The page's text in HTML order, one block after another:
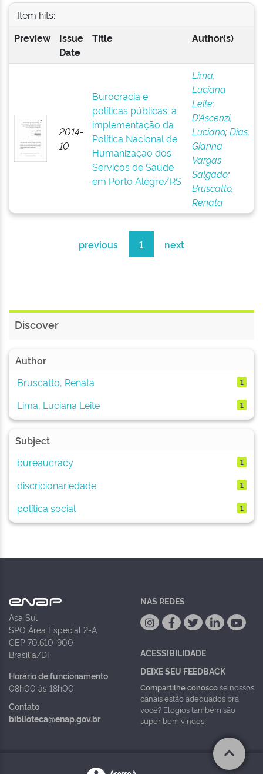
Item hits:
Preview
Issue
Date
Title Author(s)
2014-
10
Burocracia e
políticas públicas: a
implementação da
Política Nacional de
Humanização dos
Serviços de Saúde
em Porto Alegre/RS
Lima,
Luciana
Leite;
D’Ascenzi,
Luciano;Dias,
Gianna
Vargas
Salgado;
Bruscatto,
Renata
previous 1 next
Discover
Author
Bruscatto, Renata
1
Lima, Luciana Leite 1
Subject
bureaucracy
1
discricionariedade 1
política social 1
Asa Sul
SPO Área Especial 2-A
CEP 70.610-900
Brasília/DF
Horário de funcionamento
08h00 às 18h00
Contato
biblioteca@enap.gov.br
NAS REDES
ACESSIBILIDADE
DEIXE SEU FEEDBACK
Compartilhe conoscose nossos
canais estão adequados pra
você? Elogios também são
super bem vindos!